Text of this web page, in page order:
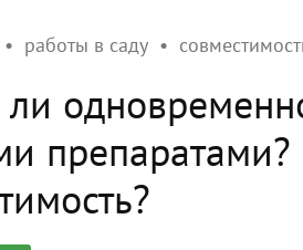
работы в саду
препаратами?